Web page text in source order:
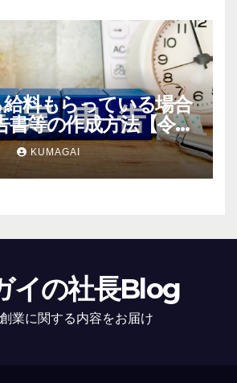
料もらっている場合
書等の作成方法【令和
年分】
KUMAGAI
イの社長Blog
業に関する内容をお届け